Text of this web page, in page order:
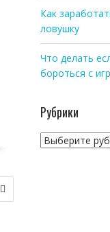
Как
ловушку
Что делать
бороться с
Рубрики
Рубрики